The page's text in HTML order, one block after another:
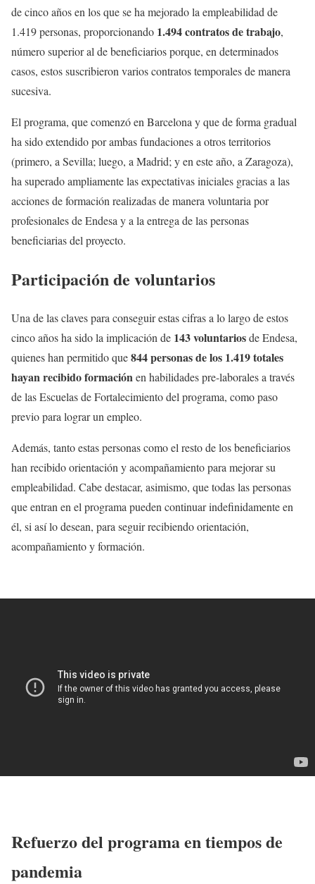
de cinco años en los que se ha mejorado la empleabilidad de
1.419 personas, proporcionando 1.494 contratos de trabajo,
número superior al de beneficiarios porque, en determinados
casos, estos suscribieron varios contratos temporales de manera
sucesiva.
El programa, que comenzó en Barcelona y que de forma gradual
ha sido extendido por ambas fundaciones a otros territorios
(primero, a Sevilla; luego, a Madrid; y en este año, a Zaragoza),
ha superado ampliamente las expectativas iniciales gracias a las
acciones de formación realizadas de manera voluntaria por
profesionales de Endesa y a la entrega de las personas
beneficiarias del proyecto.
Participación de voluntarios
Una de las claves para conseguir estas cifras a lo largo de estos
cinco años ha sido la implicación de 143 voluntariosde Endesa,
quienes han permitido que844 personas de los 1.419 totales
hayan recibido formación en habilidades pre-laborales a través
de las Escuelas de Fortalecimiento del programa, como paso
previo para lograr un empleo.
Además, tanto estas personas como el resto de los beneficiarios
han recibido orientación y acompañamiento para mejorar su
empleabilidad. Cabe destacar, asimismo, que todas las personas
que entran en el programa pueden continuar indefinidamente en
él, si así lo desean, para seguir recibiendo orientación,
acompañamiento y formación.
Refuerzo del programa en tiempos de
pandemia